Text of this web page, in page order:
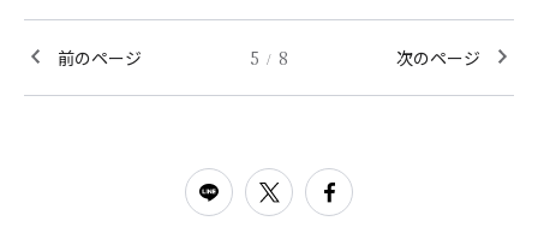
前のページ 5 / 8 次のページ